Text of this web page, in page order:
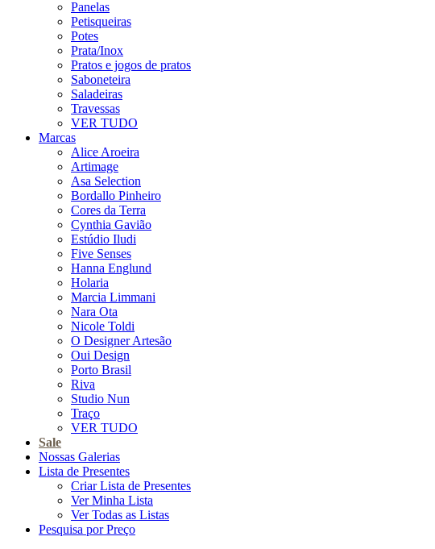
Panelas
Petisqueiras
Potes
Prata/Inox
Pratos e jogos de pratos
Saboneteira
Saladeiras
Travessas
VER TUDO
Marcas
Alice Aroeira
Artimage
Asa Selection
Bordallo Pinheiro
Cores da Terra
Cynthia Gavião
Estúdio Iludi
Five Senses
Hanna Englund
Holaria
Marcia Limmani
Nara Ota
Nicole Toldi
O Designer Artesão
Oui Design
Porto Brasil
Riva
Studio Nun
Traço
VER TUDO
Sale
Nossas Galerias
Lista de Presentes
Criar Lista de Presentes
Ver Minha Lista
Ver Todas as Listas
Pesquisa por Preço